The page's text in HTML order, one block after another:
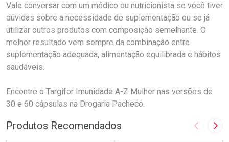
Vale conversar com um médico ou nutricionista se você tiver
dúvidas sobre a necessidade de suplementação ou se já
utilizar outros produtos com composição semelhante. O
melhor resultado vem sempre da combinação entre
suplementação adequada, alimentação equilibrada e hábitos
saudáveis.
Encontre o Targifor Imunidade A-Z Mulher nas versões de
30 e 60 cápsulas na Drogaria Pacheco.
Produtos Recomendados Imagem